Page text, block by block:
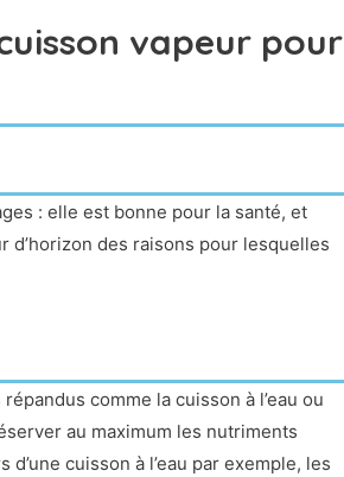
vapeur pour
: elle est bonne pour la santé, et
d’horizon des raisons pour lesquelles
comme la cuisson à l’eau ou
au maximum les nutriments
cuisson à l’eau par exemple, les